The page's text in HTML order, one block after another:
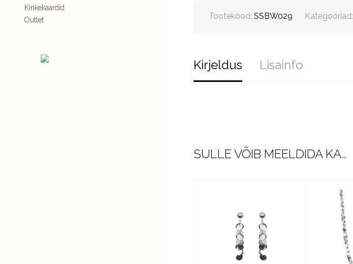
Kinkekaardid
Outlet
Tootekood: SSBW029 Kategooriad:
Kirjeldus Lisainfo
SULLE VÕIB MEELDIDA KA…